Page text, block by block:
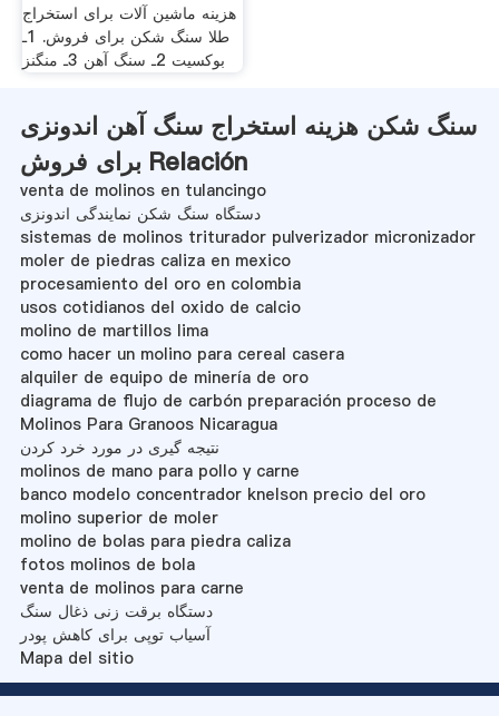
هزینه ماشین آلات برای استخراج
طلا سنگ شکن برای فروش. 1ـ
بوكسيت 2ـ سنگ آهن 3ـ منگنز
سنگ شکن هزینه استخراج سنگ آهن اندونزی
برای فروش Relación
venta de molinos en tulancingo
دستگاه سنگ شکن نمایندگی اندونزی
sistemas de molinos triturador pulverizador micronizador
moler de piedras caliza en mexico
procesamiento del oro en colombia
usos cotidianos del oxido de calcio
molino de martillos lima
como hacer un molino para cereal casera
alquiler de equipo de minería de oro
diagrama de flujo de carbón preparación proceso de
Molinos Para Granoos Nicaragua
نتیجه گیری در مورد خرد کردن
molinos de mano para pollo y carne
banco modelo concentrador knelson precio del oro
molino superior de moler
molino de bolas para piedra caliza
fotos molinos de bola
venta de molinos para carne
دستگاه برقت زنی ذغال سنگ
آسیاب توپی برای کاهش پودر
Mapa del sitio